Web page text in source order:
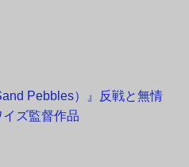
Pebbles）』反戦と無情
ズ監督作品